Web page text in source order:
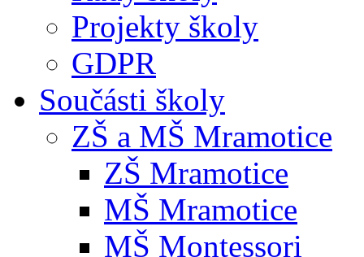
Projekty školy
GDPR
Součásti školy
ZŠ a MŠ Mramotice
ZŠ Mramotice
MŠ Mramotice
MŠ Montessori